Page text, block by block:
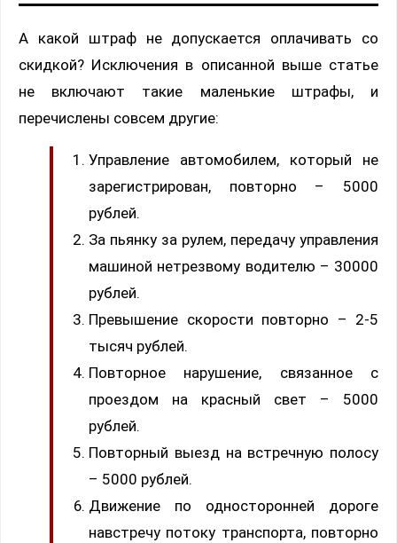
А какой штраф не допускается оплачивать со
скидкой? Исключения в описанной выше статье
не включают такие маленькие штрафы, и
перечислены совсем другие:
Управление автомобилем, который не
зарегистрирован, повторно – 5000
рублей.
За пьянку за рулем, передачу управления
машиной нетрезвому водителю – 30000
рублей.
Превышение скорости повторно – 2-5
тысяч рублей.
Повторное нарушение, связанное с
проездом на красный свет – 5000
рублей.
Повторный выезд на встречную полосу
– 5000 рублей.
Движение по односторонней дороге
навстречу потоку транспорта, повторно